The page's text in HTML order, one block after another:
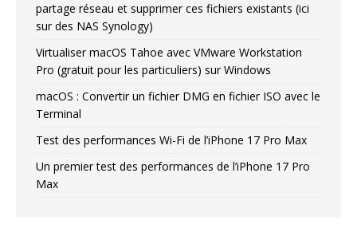
partage réseau et supprimer ces fichiers existants (ici
sur des NAS Synology)
Virtualiser macOS Tahoe avec VMware Workstation
Pro (gratuit pour les particuliers) sur Windows
macOS : Convertir un fichier DMG en fichier ISO avec le
Terminal
Test des performances Wi-Fi de l’iPhone 17 Pro Max
Un premier test des performances de l’iPhone 17 Pro
Max